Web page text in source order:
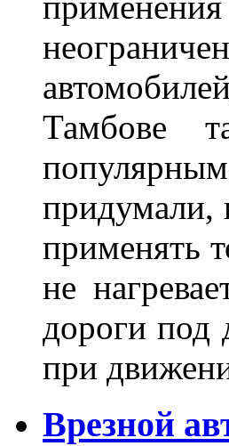
Тамбове
придумали,
применять
не
дороги под
при
Врезной